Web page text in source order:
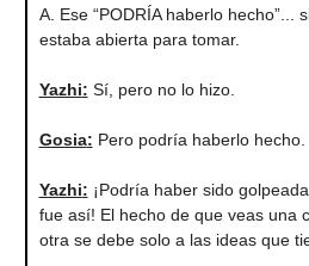
A. Ese “PODRÍA haberlo hecho”...
estaba abierta para tomar.
Yazhi: Sí, pero no lo hizo.
Gosia: Pero podría haberlo hecho.
Yazhi: ¡Podría haber sido
fue así! El hecho de que veas una
otra se debe solo a las ideas que